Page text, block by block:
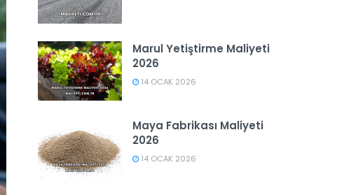
Marul Yetiştirme Maliyeti
2026
14 OCAK 2026
Maya Fabrikası Maliyeti
2026
14 OCAK 2026